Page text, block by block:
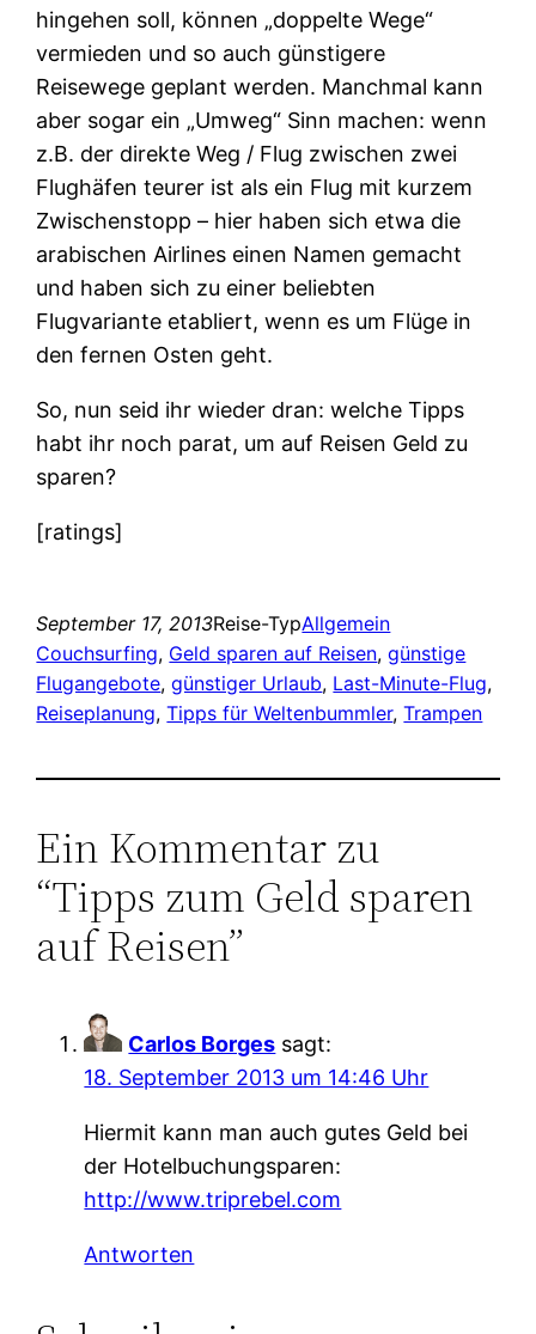
hingehen soll, können „doppelte Wege“
vermieden und so auch günstigere
Reisewege geplant werden. Manchmal kann
aber sogar ein „Umweg“ Sinn machen: wenn
z.B. der direkte Weg / Flug zwischen zwei
Flughäfen teurer ist als ein Flug mit kurzem
Zwischenstopp – hier haben sich etwa die
arabischen Airlines einen Namen gemacht
und haben sich zu einer beliebten
Flugvariante etabliert, wenn es um Flüge in
den fernen Osten geht.
So, nun seid ihr wieder dran: welche Tipps
habt ihr noch parat, um auf Reisen Geld zu
sparen?
[ratings]
September 17, 2013Reise-TypAllgemein
Couchsurfing, Geld sparen auf Reisen, günstige
Flugangebote, günstiger Urlaub, Last-Minute-Flug
Reiseplanung, Tipps für Weltenbummler, Trampen
Ein Kommentar zu
“Tipps zum Geld sparen
auf Reisen”
Carlos Borges sagt:
18. September 2013 um 14:46 Uhr
Hiermit kann man auch gutes Geld bei
der Hotelbuchungsparen:
http://www.triprebel.com
Antworten